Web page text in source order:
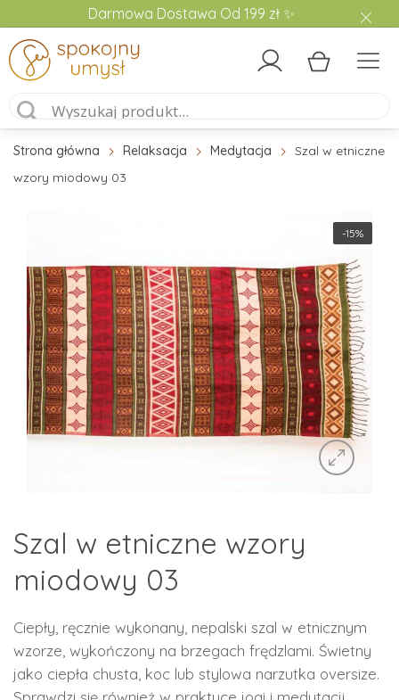
Darmowa Dostawa Od 199 zł ✨
Strona główna Relaksacja Medytacja
Szal w etniczne
wzory miodowy 03
-15%
Szal w etniczne wzory
miodowy 03
Ciepły, ręcznie wykonany, nepalski szal w etnicznym
wzorze, wykończony na brzegach frędzlami. Świetny
jako ciepła chusta, koc lub stylowa narzutka oversize.